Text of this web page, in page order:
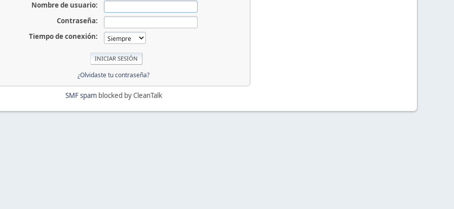
Nombre de usuario:
Contraseña:
Tiempo de conexión:
¿Olvidaste tu contraseña?
SMF spamblocked by CleanTalk